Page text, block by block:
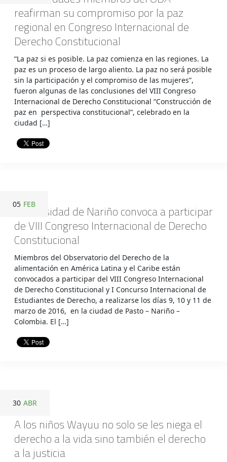
reafirman su compromiso por la paz
regional en Congreso Internacional de
Derecho Constitucional
“La paz si es posible. La paz comienza en las regiones. La
paz es un proceso de largo aliento. La paz no será posible
sin la participación y el compromiso de las mujeres”,
fueron algunas de las conclusiones del VIII Congreso
Internacional de Derecho Constitucional “Construcción de
paz en perspectiva constitucional”, celebrado en la
ciudad […]
05 FEB
Universidad de Nariño convoca a participar
de VIII Congreso Internacional de Derecho
Constitucional
Miembros del Observatorio del Derecho de la
alimentación en América Latina y el Caribe están
convocados a participar del VIII Congreso Internacional
de Derecho Constitucional y I Concurso Internacional de
Estudiantes de Derecho, a realizarse los días 9, 10 y 11 de
marzo de 2016, en la ciudad de Pasto – Nariño –
Colombia. El […]
30 ABR
A los niños Wayuu no solo se les niega el
derecho a la vida sino también el derecho
a la justicia